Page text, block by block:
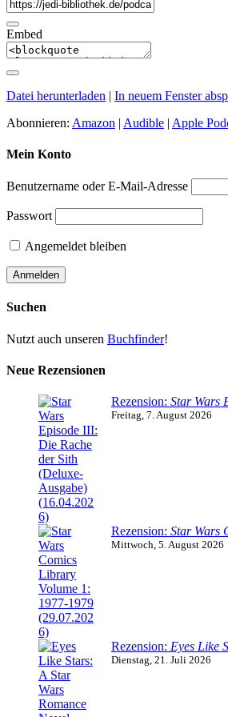
Embed
Datei herunterladen | In neuem Fenster
Abonnieren: Amazon | Audible | Apple
Mein Konto
Benutzername oder E-Mail-Adresse
Passwort
Angemeldet bleiben
Suchen
Nutzt auch unseren Buchfinder!
Neue Rezensionen
Rezension: Star Wars
Freitag, 7. August 2026
Rezension: Star Wars
Mittwoch, 5. August 2026
Rezension: Eyes Like
Dienstag, 21. Juli 2026